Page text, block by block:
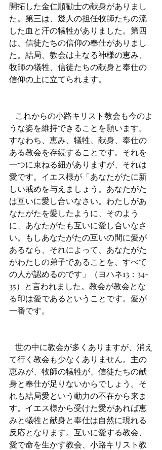
開拓した金仁順勧士の献身がありまし
た。第三は、幾人の担任牧師たちの流
した血と汗の犠牲がありました。第四
は、信徒たちの信仰の奉仕がありまし
た。結局、教会は主なる神様の恵み、
牧師の犠牲、信徒たちの献身と奉仕の
信仰の上に立てられます。
うな姿を維持できることを願います。
すなわち、恵み、犠牲、献身、奉仕の
ある教会を存続することです。それを
一つに束ねる紐がありますが、それは
愛です。イエス様が「あなたがたに新
しい戒めを与えましょう。あなたがた
は互いに愛し合いなさい。わたしがあ
なたがたを愛したように、そのよう
に、あなたがたも互いに愛し合いなさ
い。もしあなたがたの互いの間に愛が
あるなら、それによって、あなたがた
がわたしの弟子であることを、すべて
の人が認めるのです」（ヨハネ13：34-
35）と言われました。教会が教会とな
る印は愛であるということです。愛が
一番です。
て行く教会も少なくありません。主の
恵みが、牧師の犠牲が、信徒たちの献
身と奉仕が足りないからでしょう。そ
れも結局愛という動力の不在から来ま
す。イエス様から受けた愛があれば恵
みと犠牲と献身と奉仕は自然に現れる
反応となります。互いに愛する教会、
愛で命を生かす教会、小路キリスト教